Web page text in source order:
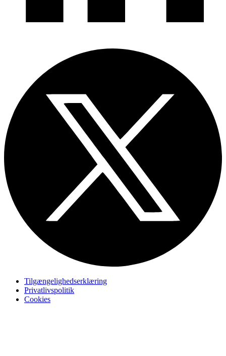
Tilgængelighedserklæring
Privatlivspolitik
Cookies